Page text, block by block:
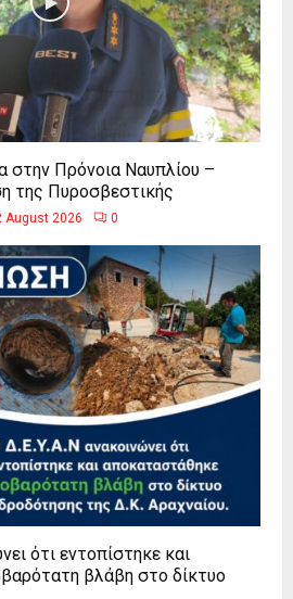
στην Πρόνοια Ναυπλίου –
της Πυροσβεστικής
August 2026 0
ότι εντοπίστηκε και
βλάβη στο δίκτυο